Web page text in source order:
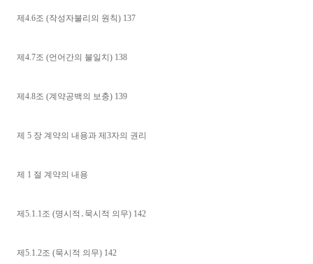
제4.6조 (작성자불리의 원칙) 137
제4.7조 (언어간의 불일치) 138
제4.8조 (계약공백의 보충) 139
제 5 장 계약의 내용과 제3자의 권리
제 1 절 계약의 내용
제5.1.1조 (명시적․묵시적 의무) 142
제5.1.2조 (묵시적 의무) 142